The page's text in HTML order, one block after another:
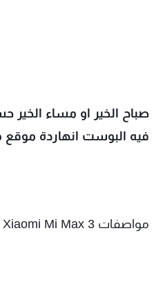
فيه البوست انهاردة
مواصفات Xiaomi Mi Max 3